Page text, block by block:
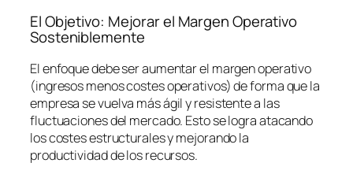
El Objetivo: Mejorar el Margen Operativo
Sosteniblemente
El enfoque debe ser aumentar el margen operativo
(ingresos menos costes operativos) de forma que la
empresa se vuelva más ágil y resistente a las
fluctuaciones del mercado. Esto se logra atacando
los costes estructurales y mejorando la
productividad de los recursos.